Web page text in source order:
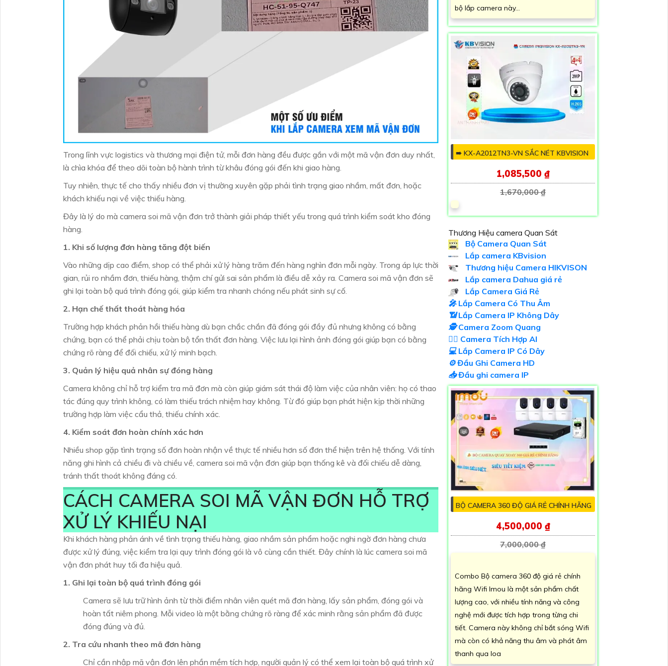
Trong lĩnh vực logistics và thương mại điện tử, mỗi đơn hàng đều được gắn với một mã vận đơn duy nhất,
là chìa khóa để theo dõi toàn bộ hành trình từ khâu đóng gói đến khi giao hàng.
Tuy nhiên, thực tế cho thấy nhiều đơn vị thường xuyên gặp phải tình trạng giao nhầm, mất đơn, hoặc
khách khiếu nại về việc thiếu hàng.
Đây là lý do mà camera soi mã vận đơn trở thành giải pháp thiết yếu trong quá trình kiểm soát kho đóng
hàng.
1. Khi số lượng đơn hàng tăng đột biến
Vào những dịp cao điểm, shop có thể phải xử lý hàng trăm đến hàng nghìn đơn mỗi ngày. Trong áp lực thời
gian, rủi ro nhầm đơn, thiếu hàng, thậm chí gửi sai sản phẩm là điều dễ xảy ra. Camera soi mã vận đơn sẽ
ghi lại toàn bộ quá trình đóng gói, giúp kiểm tra nhanh chóng nếu phát sinh sự cố.
2. Hạn chế thất thoát hàng hóa
Trường hợp khách phản hồi thiếu hàng dù bạn chắc chắn đã đóng gói đầy đủ nhưng không có bằng
chứng, bạn có thể phải chịu toàn bộ tổn thất đơn hàng. Việc lưu lại hình ảnh đóng gói giúp bạn có bằng
chứng rõ ràng để đối chiếu, xử lý minh bạch.
3. Quản lý hiệu quả nhân sự đóng hàng
Camera không chỉ hỗ trợ kiểm tra mã đơn mà còn giúp giám sát thái độ làm việc của nhân viên: họ có thao
tác đúng quy trình không, có làm thiếu trách nhiệm hay không. Từ đó giúp bạn phát hiện kịp thời những
trường hợp làm việc cẩu thả, thiếu chính xác.
4. Kiểm soát đơn hoàn chính xác hơn
Nhiều shop gặp tình trạng số đơn hoàn nhận về thực tế nhiều hơn số đơn thể hiện trên hệ thống. Với tính
năng ghi hình cả chiều đi và chiều về, camera soi mã vận đơn giúp bạn thống kê và đối chiếu dễ dàng,
tránh thất thoát không đáng có.
CÁCH CAMERA SOI MÃ VẬN ĐƠN HỖ TRỢ
XỬ LÝ KHIẾU NẠI
Khi khách hàng phản ánh về tình trạng thiếu hàng, giao nhầm sản phẩm hoặc nghi ngờ đơn hàng chưa
được xử lý đúng, việc kiểm tra lại quy trình đóng gói là vô cùng cần thiết. Đây chính là lúc camera soi mã
vận đơn phát huy tối đa hiệu quả.
1. Ghi lại toàn bộ quá trình đóng gói
Camera sẽ lưu trữ hình ảnh từ thời điểm nhân viên quét mã đơn hàng, lấy sản phẩm, đóng gói và
hoàn tất niêm phong. Mỗi video là một bằng chứng rõ ràng để xác minh rằng sản phẩm đã được
đóng đúng và đủ.
2. Tra cứu nhanh theo mã đơn hàng
Chỉ cần nhập mã vận đơn lên phần mềm tích hợp, người quản lý có thể xem lại toàn bộ quá trình xử
bộ lắp camera này...
➠ KX-A2012TN3-VN SẮC NÉT KBVISION
1,085,500 ₫
1,670,000 ₫
Thương Hiệu camera Quan Sát
Bộ Camera Quan Sát
Lắp camera KBvision
Thương hiệu Camera HIKVISON
Lắp camera Dahua giá rẻ
Lắp Camera Giá Rẻ
️🎤️ Lắp Camera Có Thu Âm
📶Lắp Camera IP Không Dây
🕵️Camera Zoom Quang
🧛‍♀️ Camera Tích Hợp AI
💻Lắp Camera IP Có Dây
⚙️Đầu Ghi Camera HD
📥Đầu ghi camera IP
BỘ CAMERA 360 ĐỘ GIÁ RẺ CHÍNH HÃNG
4,500,000 ₫
7,000,000 ₫
Combo Bộ camera 360 độ giá rẻ chính
hãng Wifi Imou là một sản phẩm chất
lượng cao, với nhiều tính năng và công
nghệ mới được tích hợp trong từng chi
tiết. Camera này không chỉ bắt sóng Wifi
mà còn có khả năng thu âm và phát âm
thanh qua loa